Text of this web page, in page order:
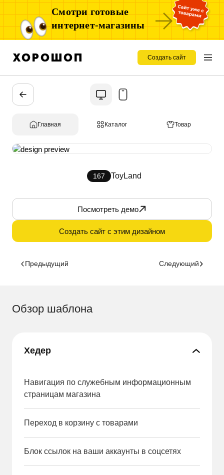
Смотри готовые
интернет-магазины
Создать сайт
Главная Каталог Товар
167 ToyLand
Посмотреть демо
Создать сайт с этим дизайном
Предыдущий Следующий
Обзор шаблона
Хедер
Навигация по служебным информационным
страницам магазина
Переход в корзину с товарами
Блок ссылок на ваши аккаунты в соцсетях